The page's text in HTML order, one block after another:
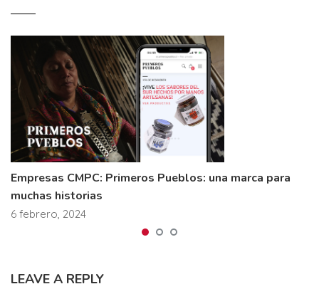
Empresas CMPC: Primeros Pueblos: una marca para
muchas historias
6 febrero, 2024
LEAVE A REPLY